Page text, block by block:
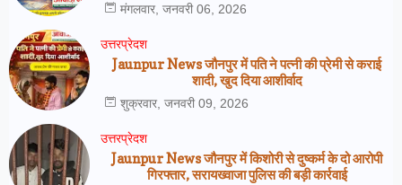
मंगलवार, जनवरी 06, 2026
उत्तरप्रेदश
Jaunpur News जौनपुर में पति ने पत्नी की प्रेमी से कराई
शादी, खुद दिया आशीर्वाद
शुक्रवार, जनवरी 09, 2026
उत्तरप्रेदश
Jaunpur News जौनपुर में किशोरी से दुष्कर्म के दो आरोपी
गिरफ्तार, सरायख्वाजा पुलिस की बड़ी कार्रवाई